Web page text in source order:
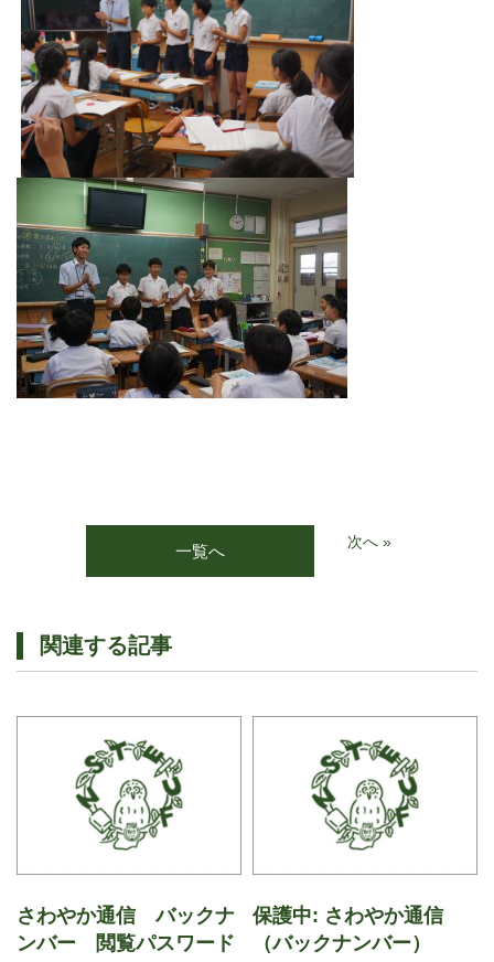
一覧へ 次へ »
関連する記事
さわやか通信 バックナ
ンバー 閲覧パスワード
保護中: さわやか通信
（バックナンバー）